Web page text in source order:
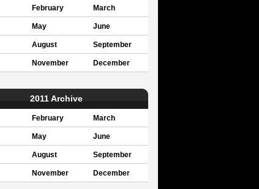
February March
May June
August September
November December
2011 Archive
February March
May June
August September
November December